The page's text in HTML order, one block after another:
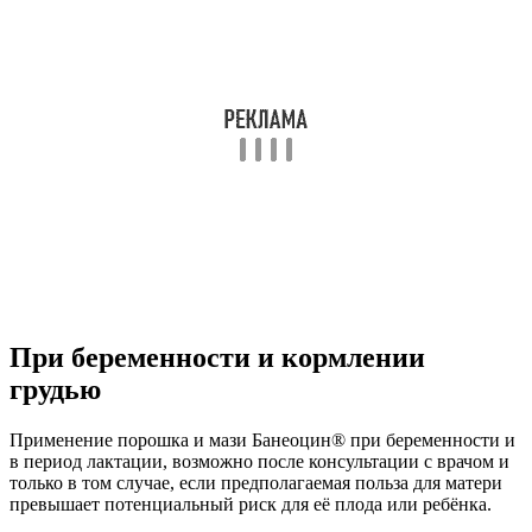
При беременности и кормлении
грудью
Применение порошка и мази Банеоцин® при беременности и
в период лактации, возможно после консультации с врачом и
только в том случае, если предполагаемая польза для матери
превышает потенциальный риск для её плода или ребёнка.